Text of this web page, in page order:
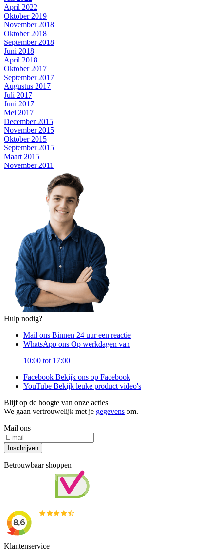
April 2022
Oktober 2019
November 2018
Oktober 2018
September 2018
Juni 2018
April 2018
Oktober 2017
September 2017
Augustus 2017
Juli 2017
Juni 2017
Mei 2017
December 2015
November 2015
Oktober 2015
September 2015
Maart 2015
November 2011
Hulp nodig?
Mail ons Binnen 24 uur een reactie
WhatsApp ons Op werkdagen van
10:00 tot 17:00
Facebook Bekijk ons op Facebook
YouTube Bekijk leuke product video's
Blijf op de hoogte van onze acties
We gaan vertrouwelijk met je gegevens om.
Mail ons
Inschrijven
Betrouwbaar shoppen
Klantenservice